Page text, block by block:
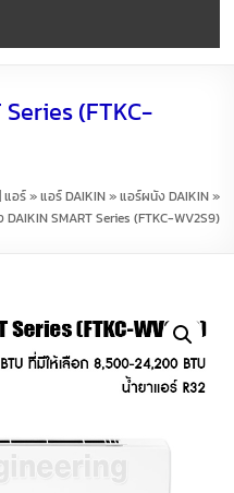
(FTKC-
แอร์»แอร์ DAIKIN»แอร์ผนัง DAIKIN»
SMART Series (FTKC-WV2S9)